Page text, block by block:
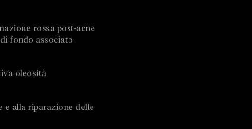
rossa post-acne
fondo associato
oleosità
e alla riparazione delle